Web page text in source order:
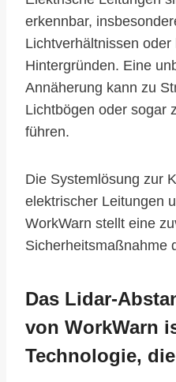
erkennbar,
Lichtverhältnissen oder
Hintergründen. Eine
Annäherung kann zu
Lichtbögen oder sogar
führen.
Die Systemlösung zur
elektrischer Leitungen
WorkWarn stellt eine
Sicherheitsmaßnahme
Das Lidar-
von WorkWarn
Technologie,